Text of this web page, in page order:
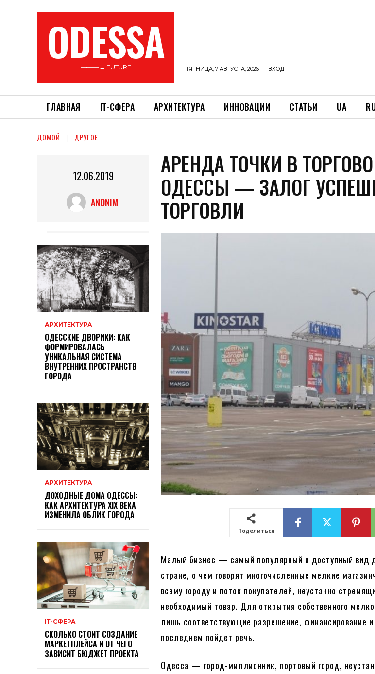
ODESSA
———→ FUTURE ПЯТНИЦА, 7 АВГУСТА, 2026 ВХОД
ГЛАВНАЯ ІТ-СФЕРА АРХИТЕКТУРА ИННОВАЦИИ СТАТЬИ UA RU
ДОМОЙ ДРУГОЕ
12.06.2019
ANONIM
АРХИТЕКТУРА
ОДЕССКИЕ ДВОРИКИ: КАК
ФОРМИРОВАЛАСЬ
УНИКАЛЬНАЯ СИСТЕМА
ВНУТРЕННИХ ПРОСТРАНСТВ
ГОРОДА
АРХИТЕКТУРА
ДОХОДНЫЕ ДОМА ОДЕССЫ:
КАК АРХИТЕКТУРА XIX ВЕКА
ИЗМЕНИЛА ОБЛИК ГОРОДА
ІТ-СФЕРА
СКОЛЬКО СТОИТ СОЗДАНИЕ
МАРКЕТПЛЕЙСА И ОТ ЧЕГО
ЗАВИСИТ БЮДЖЕТ ПРОЕКТА
АРЕНДА ТОЧКИ В
ОДЕССЫ — ЗАЛОГ
ТОРГОВЛИ
Поделиться
Малый бизнес — самый популярный и доступный вид
стране, о чем говорят многочисленные мелкие
всему городу и поток покупателей, неустанно
необходимый товар. Для открытия собственного
лишь соответствующие разрешение, финансирование
последнем пойдет речь.
Одесса — город-миллионник, портовый город,